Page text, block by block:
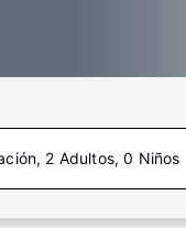
2 Adultos, 0 Niños